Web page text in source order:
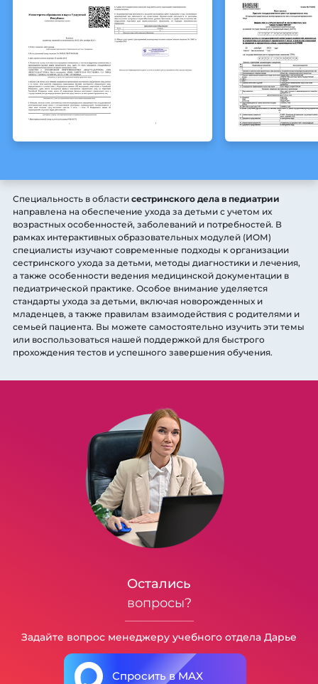
Специальность в области сестринского дела в педиатрии
направлена на обеспечение ухода за детьми с учетом их
возрастных особенностей, заболеваний и потребностей. В
рамках интерактивных образовательных модулей (ИОМ)
специалисты изучают современные подходы к организации
сестринского ухода за детьми, методы диагностики и лечения,
а также особенности ведения медицинской документации в
педиатрической практике. Особое внимание уделяется
стандарты ухода за детьми, включая новорожденных и
младенцев, а также правилам взаимодействия с родителями и
семьей пациента. Вы можете самостоятельно изучить эти темы
или воспользоваться нашей поддержкой для быстрого
прохождения тестов и успешного завершения обучения.
Остались
вопросы?
Задайте вопрос менеджеру учебного отдела Дарье
Спросить в MAX